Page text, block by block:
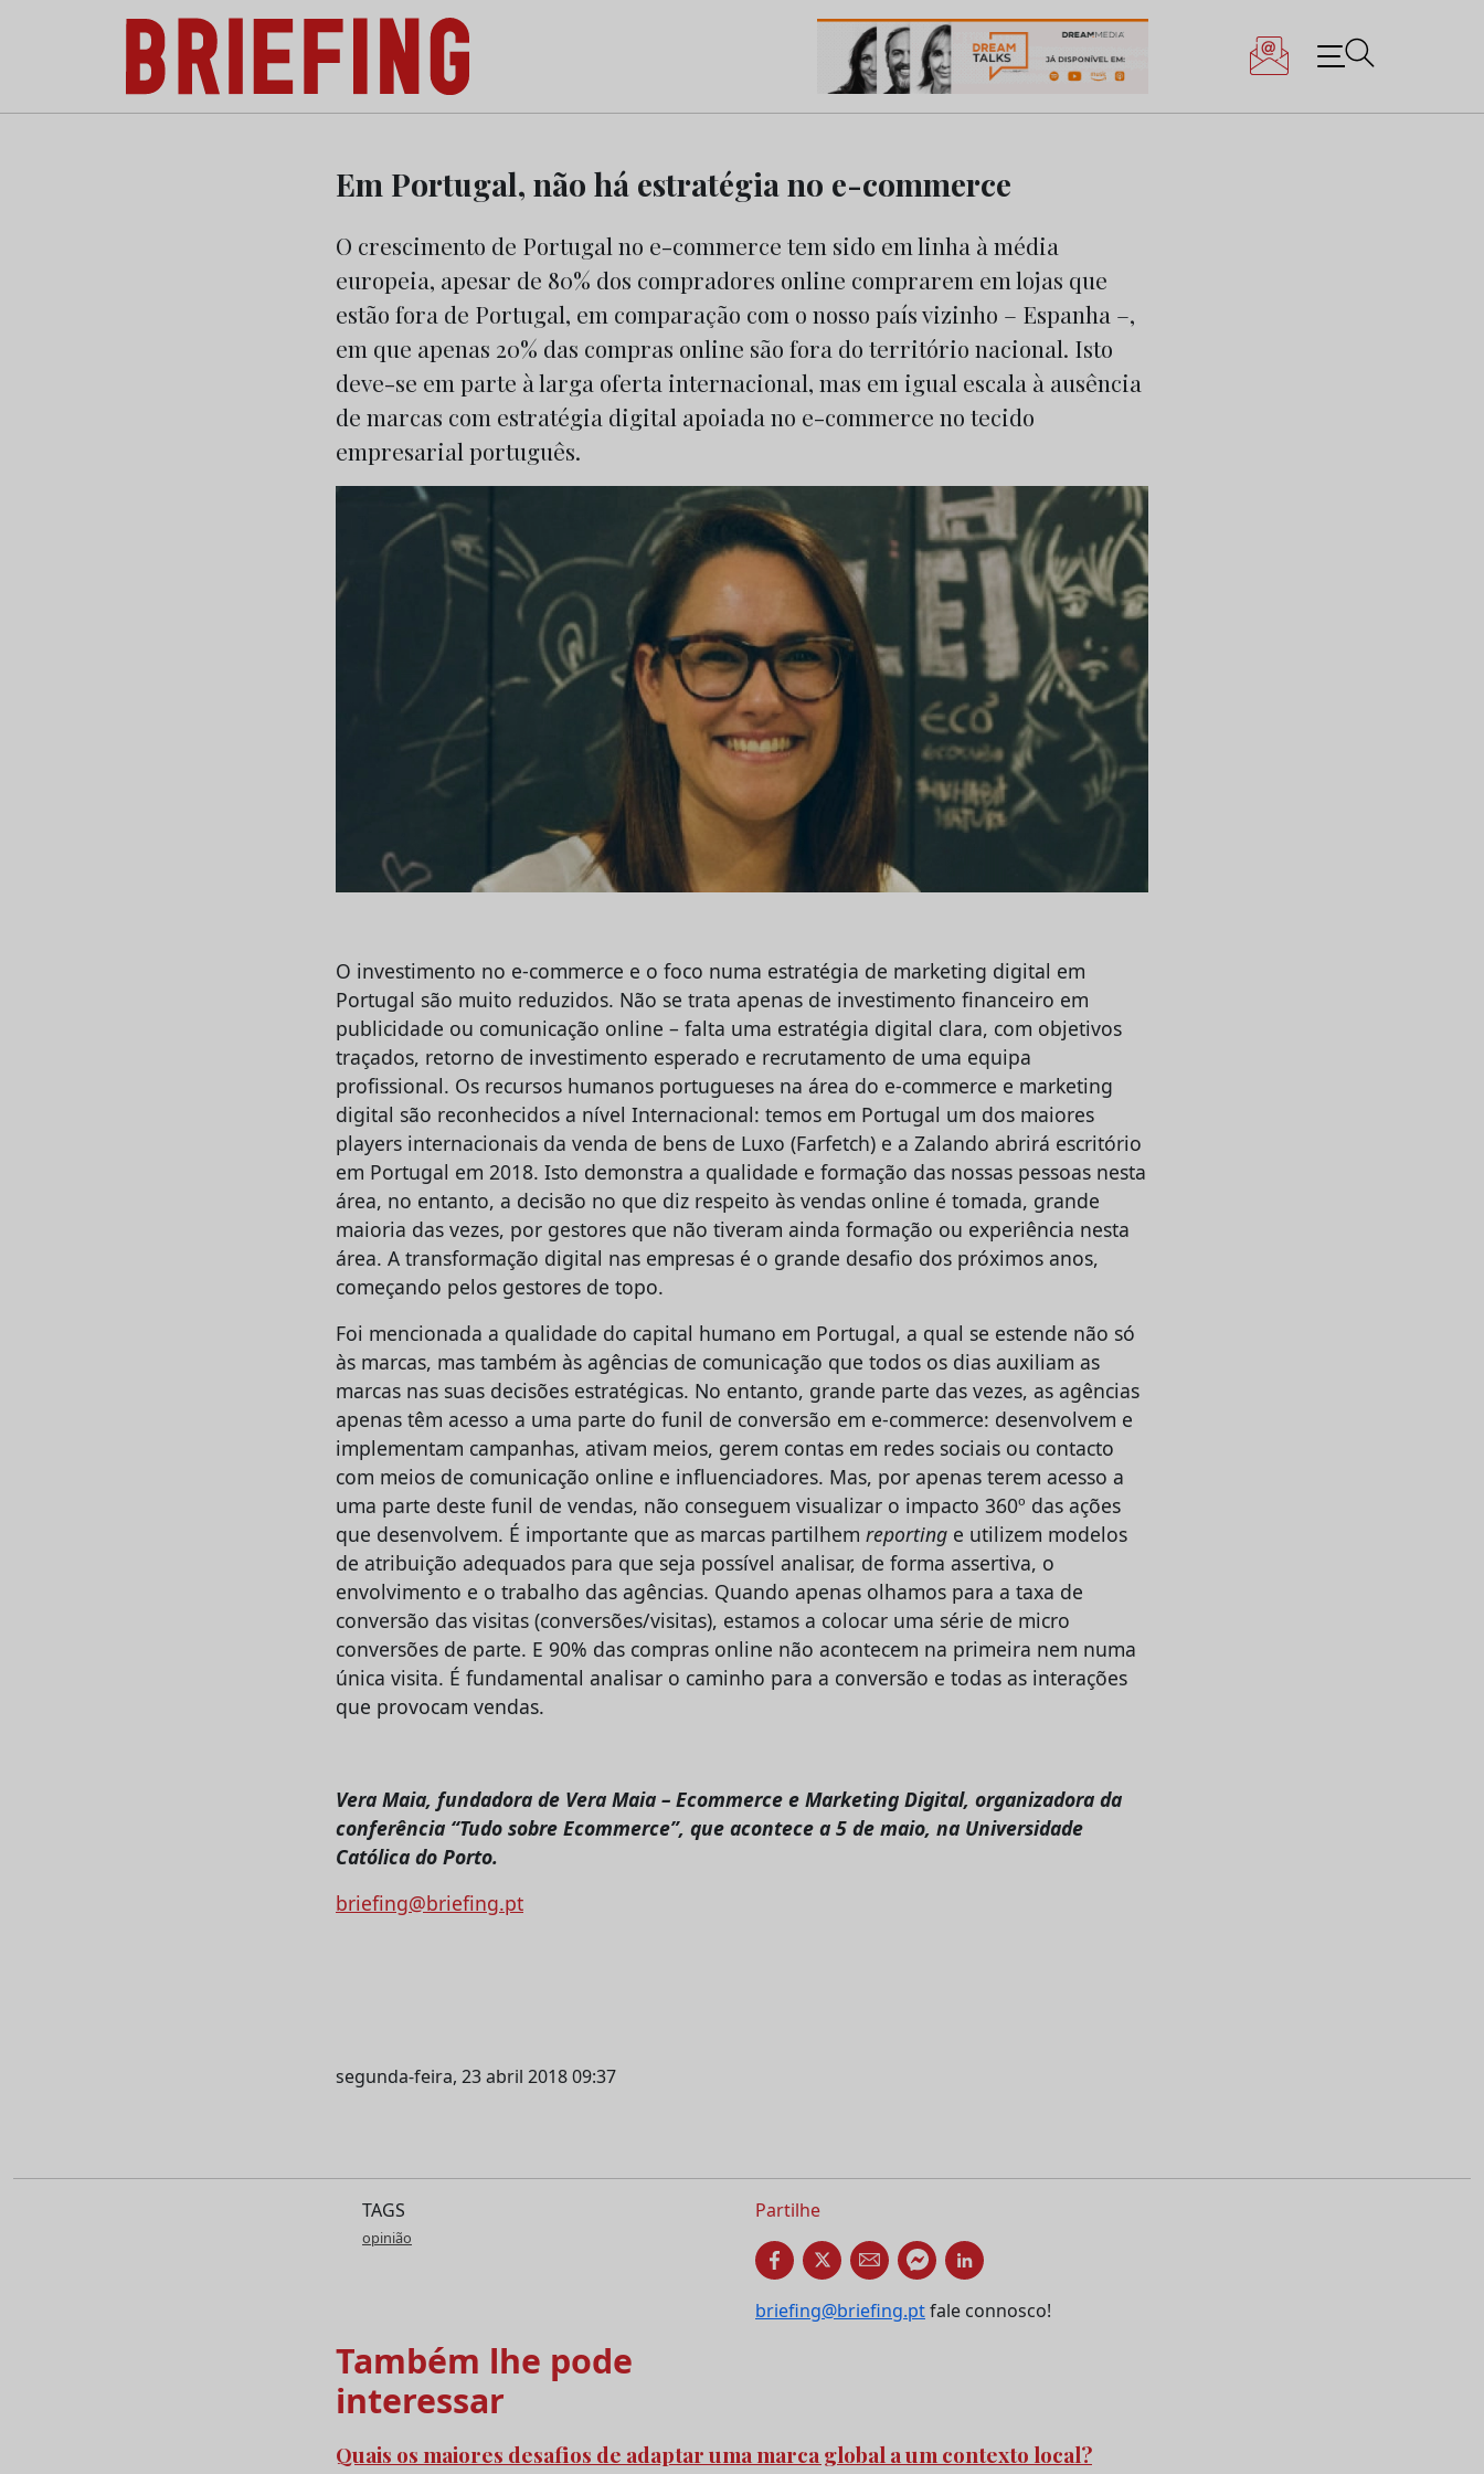
Briefing: Todas as notícias sobre os negócios do Marketing e da Publicidade
Em Portugal, não há estratégia no e-commerce
O crescimento de Portugal no e-commerce tem sido em linha à média
europeia, apesar de 80% dos compradores online comprarem em lojas que
estão fora de Portugal, em comparação com o nosso país vizinho – Espanha –,
em que apenas 20% das compras online são fora do território nacional. Isto
deve-se em parte à larga oferta internacional, mas em igual escala à ausência
de marcas com estratégia digital apoiada no e-commerce no tecido
empresarial português.
O investimento no e-commerce e o foco numa estratégia de marketing digital em
Portugal são muito reduzidos. Não se trata apenas de investimento financeiro em
publicidade ou comunicação online – falta uma estratégia digital clara, com objetivos
traçados, retorno de investimento esperado e recrutamento de uma equipa
profissional. Os recursos humanos portugueses na área do e-commerce e marketing
digital são reconhecidos a nível Internacional: temos em Portugal um dos maiores
players internacionais da venda de bens de Luxo (Farfetch) e a Zalando abrirá escritório
em Portugal em 2018. Isto demonstra a qualidade e formação das nossas pessoas nesta
área, no entanto, a decisão no que diz respeito às vendas online é tomada, grande
maioria das vezes, por gestores que não tiveram ainda formação ou experiência nesta
área. A transformação digital nas empresas é o grande desafio dos próximos anos,
começando pelos gestores de topo.
Foi mencionada a qualidade do capital humano em Portugal, a qual se estende não só
às marcas, mas também às agências de comunicação que todos os dias auxiliam as
marcas nas suas decisões estratégicas. No entanto, grande parte das vezes, as agências
apenas têm acesso a uma parte do funil de conversão em e-commerce: desenvolvem e
implementam campanhas, ativam meios, gerem contas em redes sociais ou contacto
com meios de comunicação online e influenciadores. Mas, por apenas terem acesso a
uma parte deste funil de vendas, não conseguem visualizar o impacto 360º das ações
que desenvolvem. É importante que as marcas partilhem reporting e utilizem modelos
de atribuição adequados para que seja possível analisar, de forma assertiva, o
envolvimento e o trabalho das agências. Quando apenas olhamos para a taxa de
conversão das visitas (conversões/visitas), estamos a colocar uma série de micro
conversões de parte. E 90% das compras online não acontecem na primeira nem numa
única visita. É fundamental analisar o caminho para a conversão e todas as interações
que provocam vendas.
Vera Maia, fundadora de Vera Maia – Ecommerce e Marketing Digital, organizadora da
conferência “Tudo sobre Ecommerce”, que acontece a 5 de maio, na Universidade
Católica do Porto.
briefing@briefing.pt
segunda-feira, 23 abril 2018 09:37
TAGS
opinião
Partilhe
briefing@briefing.ptfale connosco!
Também lhe pode
interessar
Quais os maiores desafios de adaptar uma marca global a um contexto local?